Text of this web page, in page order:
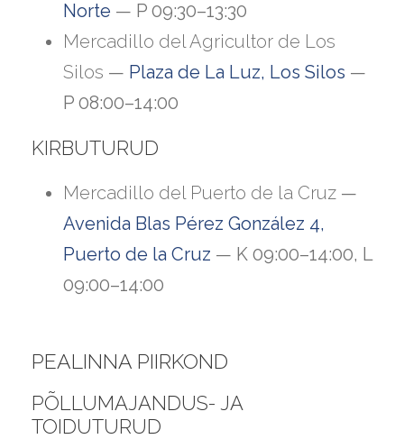
Norte — P 09:30–13:30
Mercadillo del Agricultor de Los
Silos — Plaza de La Luz, Los Silos —
P 08:00–14:00
KIRBUTURUD
Mercadillo del Puerto de la Cruz —
Avenida Blas Pérez González 4,
Puerto de la Cruz — K 09:00–14:00, L
09:00–14:00
PEALINNA PIIRKOND
PÕLLUMAJANDUS- JA
TOIDUTURUD